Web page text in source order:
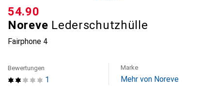
Noreve Lederschutzhülle
Fairphone 4
CHF
54.90
1
Bewertungen Marke
Mehr von Noreve